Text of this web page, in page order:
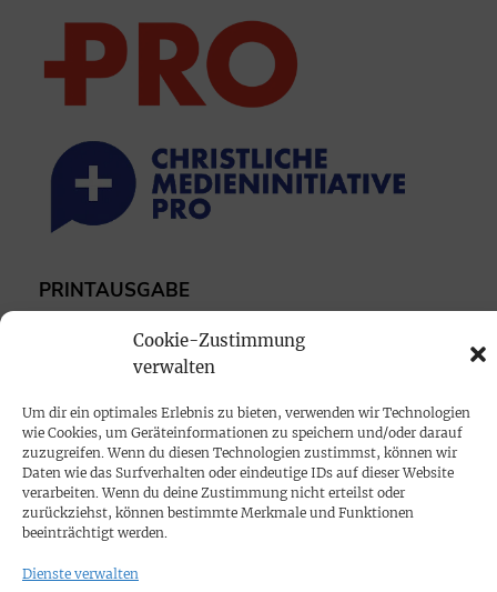
Cookie-Zustimmung
verwalten
Um dir ein optimales Erlebnis zu bieten, verwenden wir Technologien
wie Cookies, um Geräteinformationen zu speichern und/oder darauf
zuzugreifen. Wenn du diesen Technologien zustimmst, können wir
Daten wie das Surfverhalten oder eindeutige IDs auf dieser Website
verarbeiten. Wenn du deine Zustimmung nicht erteilst oder
zurückziehst, können bestimmte Merkmale und Funktionen
beeinträchtigt werden.
Dienste verwalten
PRINTAUSGABE
Impressum
SPENDEN
Datenschutz